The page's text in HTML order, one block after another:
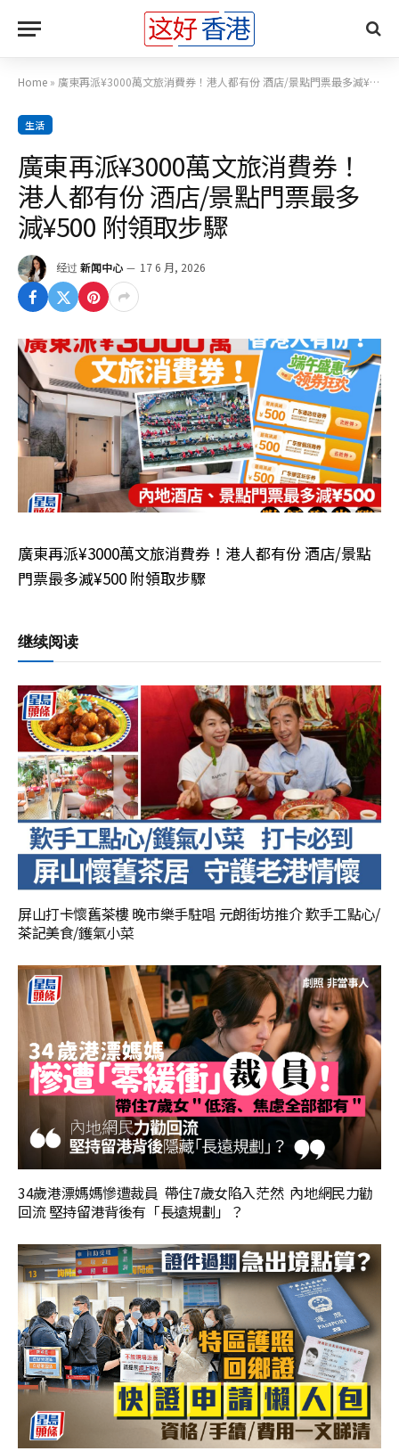
Home » 廣東再派¥3000萬文旅消費券！港人都有份 酒店/景點門票最多減¥500 附領取步驟
生活
廣東再派¥3000萬文旅消費券！
港人都有份 酒店/景點門票最多
減¥500 附領取步驟
经过 新闻中心 17 6 月, 2026
廣東再派¥3000萬文旅消費券！港人都有份 酒店/景點
門票最多減¥500 附領取步驟
继续阅读
屏山打卡懷舊茶樓 晚市樂手駐唱 元朗街坊推介 歎手工點心/
茶記美食/鑊氣小菜
34歲港漂媽媽慘遭裁員 帶住7歲女陷入茫然 內地網民力勸
回流 堅持留港背後有「長遠規劃」？